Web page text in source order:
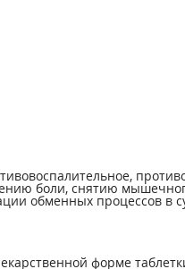
боли, снятию
обменных процессов в
форме